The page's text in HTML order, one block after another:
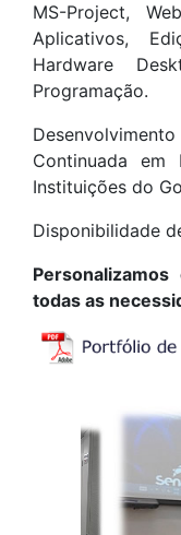
MS-Project,
Aplicativos,
Hardware
Programação.
Continuada em
Instituições do
Disponibilidade
todas as